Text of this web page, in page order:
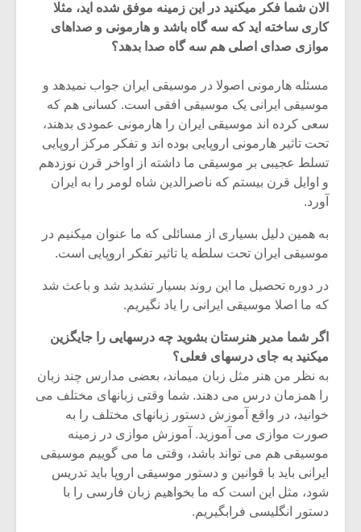
الان شما فکر میکنید در این زمینه موفق شده اید، مثلا
کاری ساخته اید که سه گاه باشد و هارمونی و صداهای
موازی صدای اصلی هم سه گاه صدا بدهد؟
مسئله هارمونی اصولا در موسیقی ایران جواب نمیدهد و
موسیقی ایرانی یک موسیقی افقی است. کسانی هم که
سعی کرده اند موسیقی ایران را هارمونی عمودی بدهند،
تحت تاثیر هارمونی اروپایی بوده اند و تفکر مرکز اروپایی
تسلط عجیبی بر موسیقی ما داشته از اواخر قرن نوزدهم
و اوایل قرن بیستم که ناصرالدین شاه لومر را به ایران
آورد.
به همین دلیل بسیاری از مسائلی که ما عنوان میکنیم در
موسیقی ایران تحت سلطه یا تاثیر تفکر اروپایی است.
در دوره تحصیل ما این روند بسیار تشدید شد و باعث شد
که ما اصلا موسیقی ایرانی را یاد نگیریم.
اگر شما مدیر هنرستان بشوید چه درسهایی را جایگزین
میکنید به جای درسهای فعلی؟
به نظر من هنر مثل زبان میماند، بعضی مدارس چند زبان
را همزمان درس می دهند. شما وقتی زبانهای مختلف می
خوانید، در واقع آموزش دستور زبانهای مختلف را به
صورت موازی می آموزید. آموزش موازی در زمینه
موسیقی هم می تواند باشد، وقتی ما می گوییم موسیقی
ایرانی باید با قوانین و دستور موسیقی اروپا باید تدریس
شود، مثل این است که ما بخواهیم زبان فارسی را با
دستور انگلیسی فرابگیریم.
میکلوش روژا
یادداشتی بر موسیقی